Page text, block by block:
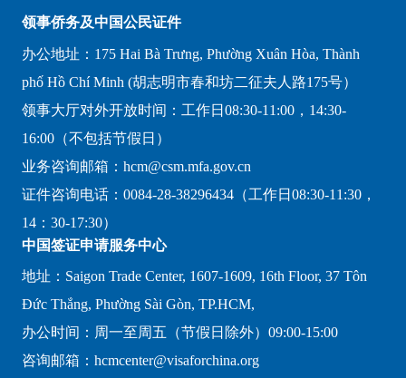
领事侨务及中国公民证件
办公地址：175 Hai Bà Trưng, Phường Xuân Hòa, Thành
phố Hồ Chí Minh (胡志明市春和坊二征夫人路175号）
领事大厅对外开放时间：工作日08:30-11:00，14:30-
16:00（不包括节假日）
业务咨询邮箱：hcm@csm.mfa.gov.cn
证件咨询电话：0084-28-38296434（工作日08:30-11:30，
14：30-17:30）
中国签证申请服务中心
地址：Saigon Trade Center, 1607-1609, 16th Floor, 37 Tôn
Đức Thắng, Phường Sài Gòn, TP.HCM,
办公时间：周一至周五（节假日除外）09:00-15:00
咨询邮箱：hcmcenter@visaforchina.org